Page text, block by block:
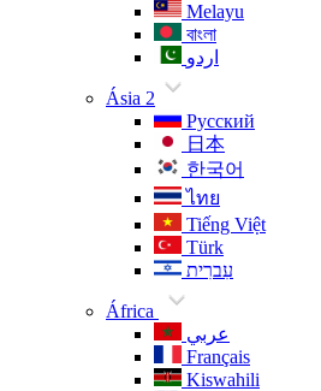
Melayu
বাংলা
اردو
Ásia 2
Русский
日本
한국어
ไทย
Tiếng Việt
Türk
עִברִית
África
عربي
Français
Kiswahili